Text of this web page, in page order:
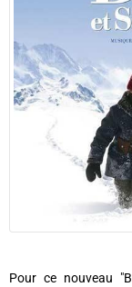
Pour ce nouveau